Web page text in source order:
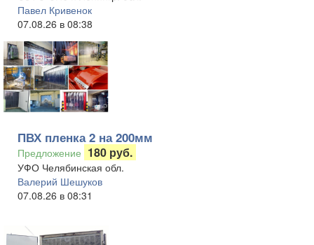
Павел Кривенок
07.08.26 в 08:38
ПВХ пленка 2 на 200мм
Предложение 180 руб.
УФО Челябинская обл.
Валерий Шешуков
07.08.26 в 08:31